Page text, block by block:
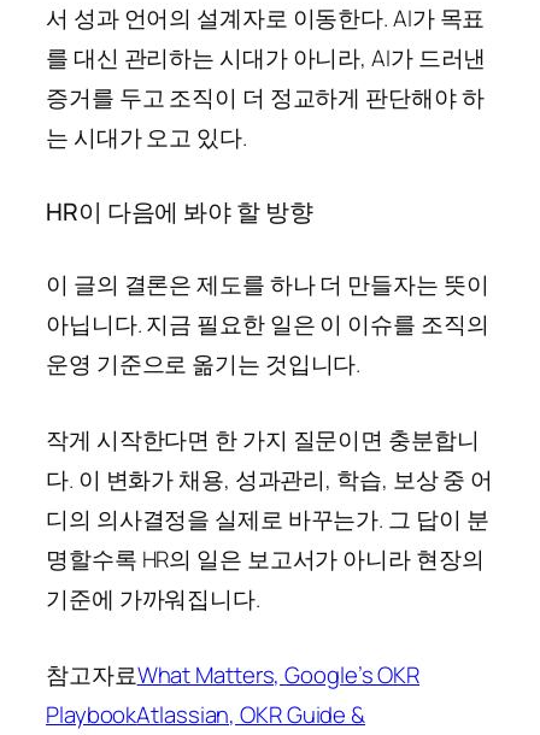
서 성과 언어의 설계자로 이동한다. AI가 목표
를 대신 관리하는 시대가 아니라, AI가 드러낸
증거를 두고 조직이 더 정교하게 판단해야 하
는 시대가 오고 있다.
HR이 다음에 봐야 할 방향
이 글의 결론은 제도를 하나 더 만들자는 뜻이
아닙니다. 지금 필요한 일은 이 이슈를 조직의
운영 기준으로 옮기는 것입니다.
작게 시작한다면 한 가지 질문이면 충분합니
다. 이 변화가 채용, 성과관리, 학습, 보상 중 어
디의 의사결정을 실제로 바꾸는가. 그 답이 분
명할수록 HR의 일은 보고서가 아니라 현장의
기준에 가까워집니다.
참고자료What Matters, Google’s OKR
PlaybookAtlassian, OKR Guide &